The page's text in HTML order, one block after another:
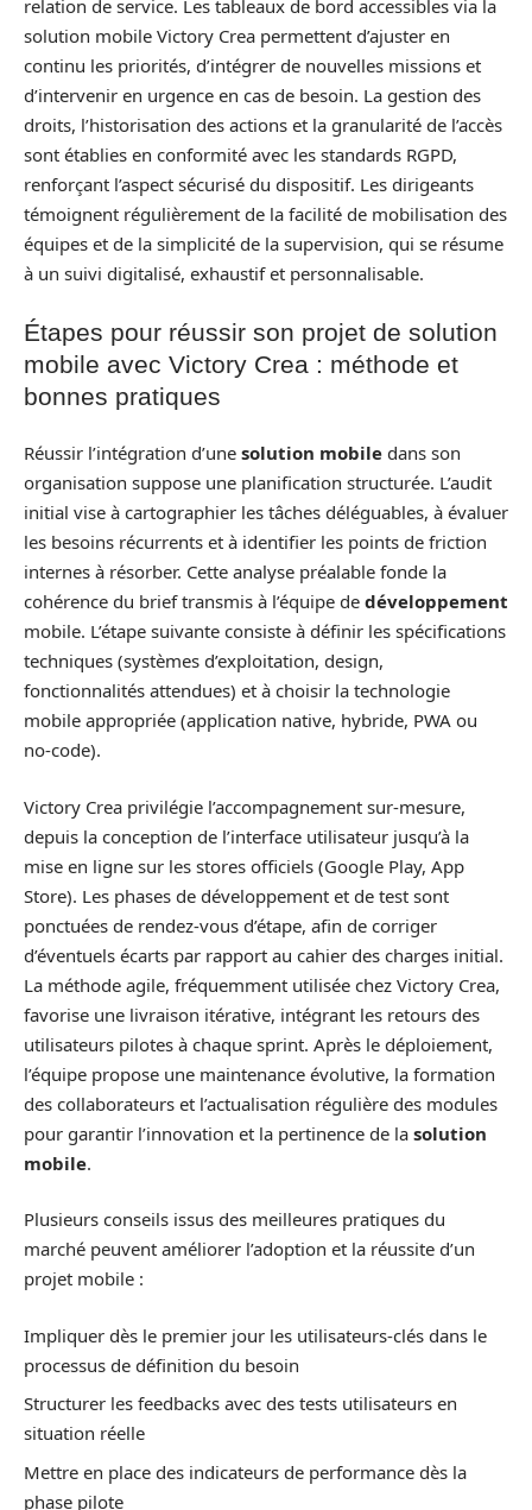
relation de service. Les tableaux de bord accessibles via la
solution mobile Victory Crea permettent d’ajuster en
continu les priorités, d’intégrer de nouvelles missions et
d’intervenir en urgence en cas de besoin. La gestion des
droits, l’historisation des actions et la granularité de l’accès
sont établies en conformité avec les standards RGPD,
renforçant l’aspect sécurisé du dispositif. Les dirigeants
témoignent régulièrement de la facilité de mobilisation des
équipes et de la simplicité de la supervision, qui se résume
à un suivi digitalisé, exhaustif et personnalisable.
Étapes pour réussir son projet de solution
mobile avec Victory Crea : méthode et
bonnes pratiques
Réussir l’intégration d’une solution mobile dans son
organisation suppose une planification structurée. L’audit
initial vise à cartographier les tâches déléguables, à évaluer
les besoins récurrents et à identifier les points de friction
internes à résorber. Cette analyse préalable fonde la
cohérence du brief transmis à l’équipe de développement
mobile. L’étape suivante consiste à définir les spécifications
techniques (systèmes d’exploitation, design,
fonctionnalités attendues) et à choisir la technologie
mobile appropriée (application native, hybride, PWA ou
no-code).
Victory Crea privilégie l’accompagnement sur-mesure,
depuis la conception de l’interface utilisateur jusqu’à la
mise en ligne sur les stores officiels (Google Play, App
Store). Les phases de développement et de test sont
ponctuées de rendez-vous d’étape, afin de corriger
d’éventuels écarts par rapport au cahier des charges initial.
La méthode agile, fréquemment utilisée chez Victory Crea,
favorise une livraison itérative, intégrant les retours des
utilisateurs pilotes à chaque sprint. Après le déploiement,
l’équipe propose une maintenance évolutive, la formation
des collaborateurs et l’actualisation régulière des modules
pour garantir l’innovation et la pertinence de la solution
mobile.
Plusieurs conseils issus des meilleures pratiques du
marché peuvent améliorer l’adoption et la réussite d’un
projet mobile :
Impliquer dès le premier jour les utilisateurs-clés dans le
processus de définition du besoin
Structurer les feedbacks avec des tests utilisateurs en
situation réelle
Mettre en place des indicateurs de performance dès la
phase pilote